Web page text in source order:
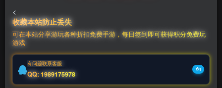
稳定后台
2个月前
<
收藏本站防止丢失
可在本站分享游玩各种折扣免费手游，每日签到即可获得积分免费玩
游戏
有问题联系客服
QQ: 1989175978